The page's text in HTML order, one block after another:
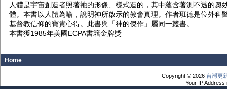
人體是宇宙創造者照著祂的形像、樣式造的，其中蘊含著測不透的
體。本書以人體為喻，說明神所啟示的教會真理。作者班德是位外
基督教信仰的寶貴心得。此書與「神的傑作」屬同一叢書。
本書獲1985年美國ECPA書籍金牌獎
Home
Copyright © 2026 台灣更
Your IP Address